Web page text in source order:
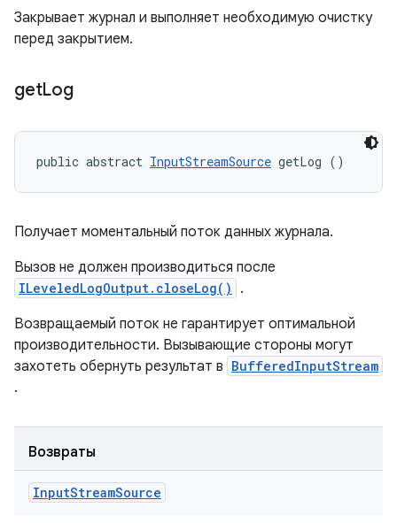
Закрывает журнал и выполняет необходимую очистку
перед закрытием.
getLog
public abstract InputStreamSource getLog ()
Получает моментальный поток данных журнала.
Вызов не должен производиться после
ILeveledLogOutput.closeLog()
.
Возвращаемый поток не гарантирует оптимальной
производительности. Вызывающие стороны могут
захотеть обернуть результат в BufferedInputStream
.
Возвраты
InputStreamSource